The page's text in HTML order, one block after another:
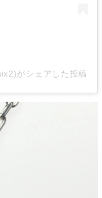
がシェアした投稿